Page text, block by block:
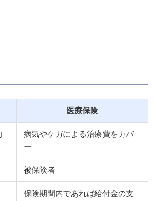
医療保険
病気やケガによる治療費をカバ
ー
被保険者
保険期間内であれば給付金の支